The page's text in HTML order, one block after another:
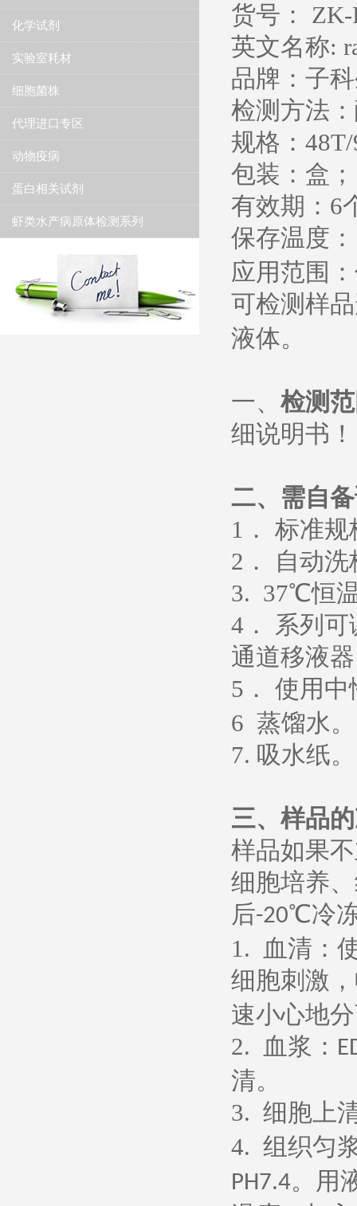
化学试剂
实验室耗材
细胞菌株
代理进口专区
动物疫病
蛋白相关试剂
虾类水产病原体检测系列
货号： ZK-
英文名称:
品牌：子
检测方法
规格：
包装：盒；
有效期： 6
保存温度 ：
应用范围
可检测样
液体。
一、 检测
细说明书 ！
二、需自
1 ． 标准
2 ． 自动
3. 37℃恒
4 ． 系列
通道移液
5 ． 使用中
6 蒸馏水。
7. 吸水纸。
三、样品
样品如果
细胞培养
后-20℃冷
1.
血清：
细胞刺激
速小心地
2.
血浆：
清。
3. 细胞上
4. 组织匀
PH7.4。用